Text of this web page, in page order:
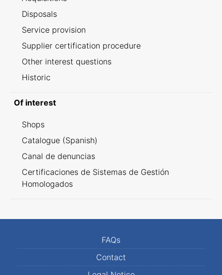
Disposals
Service provision
Supplier certification procedure
Other interest questions
Historic
Of interest
Shops
Catalogue (Spanish)
Canal de denuncias
Certificaciones de Sistemas de Gestión
Homologados
FAQs
Contact